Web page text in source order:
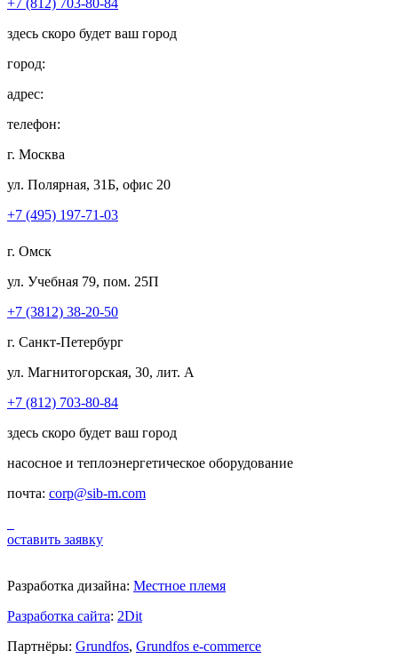
+7 (812) 703-80-84
здесь скоро будет ваш город
город:
адрес:
телефон:
г. Москва
ул. Полярная, 31Б, офис 20
+7 (495) 197-71-03
г. Омск
ул. Учебная 79, пом. 25П
+7 (3812) 38-20-50
г. Санкт-Петербург
ул. Магнитогорская, 30, лит. А
+7 (812) 703-80-84
здесь скоро будет ваш город
насосное и теплоэнергетическое оборудование
почта: corp@sib-m.com
оставить заявку
Разработка дизайна: Местное племя
Разработка сайта: 2Dit
Партнёры: Grundfos, Grundfos e-commerce